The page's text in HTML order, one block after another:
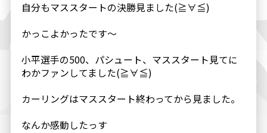
自分もマススタートの決勝見ました(≧∀≦)
かっこよかったです〜
小平選手の500、パシュート、マススタート見てに
わかファンしてました(≧∀≦)
カーリングはマススタート終わってから見ました。
なんか感動したっす